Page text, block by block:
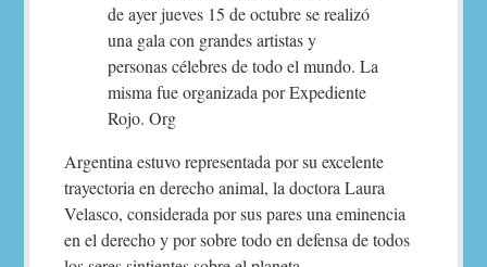
de ayer jueves 15 de octubre se realizó
una gala con grandes artistas y
personas célebres de todo el mundo. La
misma fue organizada por Expediente
Rojo. Org
Argentina estuvo representada por su excelente
trayectoria en derecho animal, la doctora Laura
Velasco, considerada por sus pares una eminencia
en el derecho y por sobre todo en defensa de todos